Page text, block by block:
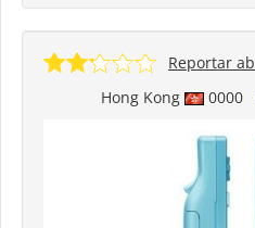
Hong Kong 0000
Reportar